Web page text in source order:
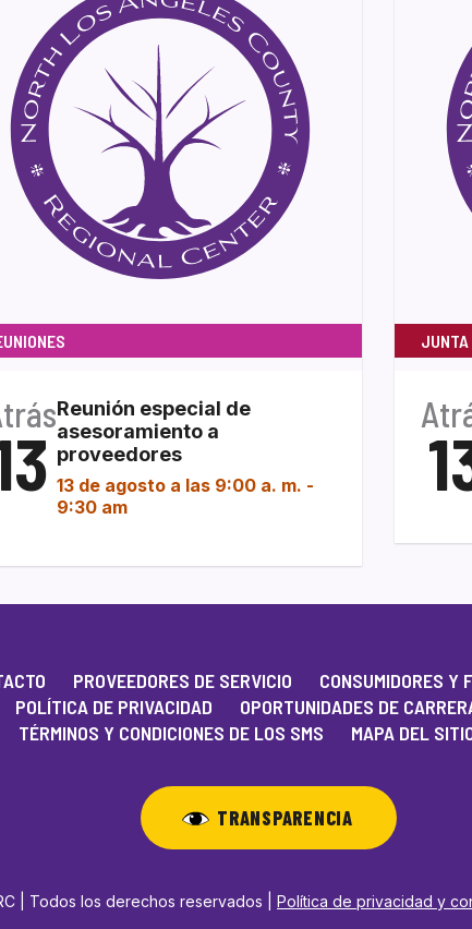
Reunión especial de
asesoramiento a
proveedores
13 de agosto a las 9:00 a. m. -
9:30 am
JUNTA
PROVEEDORES DE SERVICIO
CONSUMIDORES Y
POLÍTICA DE PRIVACIDAD
OPORTUNIDADES DE
TÉRMINOS Y CONDICIONES DE LOS SMS
MAPA DEL
TRANSPARENCIA
| Todos los derechos reservados | Política de privacidad y